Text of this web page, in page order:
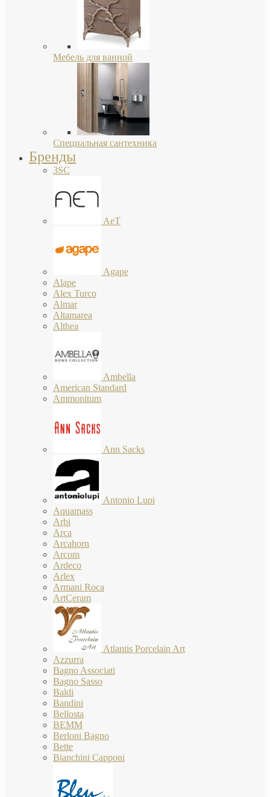
Мебель для ванной
Специальная сантехника
Бренды
3SC
AeT
Agape
Alape
Alex Turco
Almar
Altamarea
Althea
Ambella
American Standard
Ammonitum
Ann Sacks
Antonio Lupi
Aquamass
Arbi
Arca
Arcahorn
Arcom
Ardeco
Arlex
Armani Roca
ArtCeram
Atlantis Porcelain Art
Azzurra
Bagno Associati
Bagno Sasso
Baldi
Bandini
Bellosta
BEMM
Berloni Bagno
Bette
Bianchini Capponi